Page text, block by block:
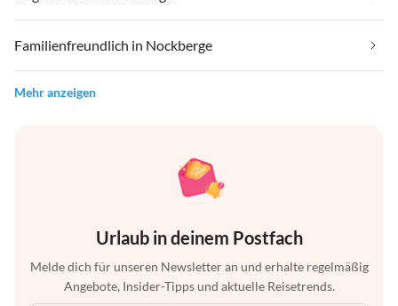
Familienfreundlich in Nockberge
Mehr anzeigen
Urlaub in deinem Postfach
Melde dich für unseren Newsletter an und erhalte regelmäßig
Angebote, Insider-Tipps und aktuelle Reisetrends.